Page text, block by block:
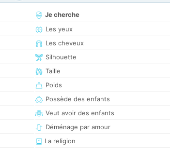
Je cherche
Les yeux
Les cheveux
Silhouette
Taille
Poids
Possède des enfants
Veut avoir des enfants
Déménage par amour
La religion